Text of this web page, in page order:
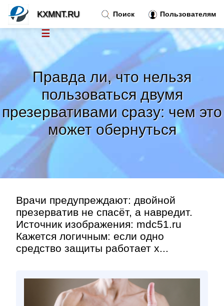
Правда ли, что нельзя
пользоваться двумя
презервативами сразу: чем это
может обернуться
Врачи предупреждают: двойной
презерватив не спасёт, а навредит.
Источник изображения: mdc51.ru
Кажется логичным: если одно
средство защиты работает х...
Поиск Пользователям
KXMNT.RU
☰
Тренды новостей»
Рубрики»
Правила »